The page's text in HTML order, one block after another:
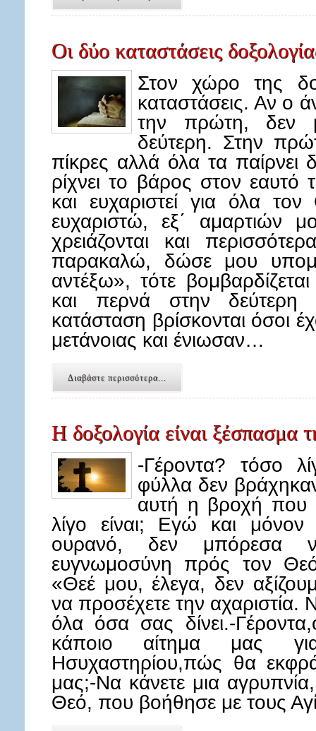
Οι δύο καταστάσεις
Στον χώρο της
καταστάσεις. Αν ο
την πρώτη, δεν
δεύτερη. Στην
πίκρες αλλά όλα τα παίρνει
ρίχνει το βάρος στον εαυτό
και ευχαριστεί για όλα
ευχαριστώ, εξ΄
χρειάζονται και
παρακαλώ, δώσε μου
αντέξω», τότε
και περνά στην δεύτερη
κατάσταση βρίσκονται όσοι
μετάνοιας και ένιωσαν…
Διαβάστε περισσότερα...
Η δοξολογία είναι ξέσπασμα
-Γέροντα? τόσο
φύλλα δεν
αυτή η βροχή που
λίγο είναι; Εγώ και
ουρανό, δεν μπόρεσα
ευγνωμοσύνη πρός τον
«Θεέ μου, έλεγα, δεν
να προσέχετε την αχαριστία.
όλα όσα σας δίνει.-
κάποιο αίτημα μας
Ησυχαστηρίου,πώς θα
μας;-Να κάνετε μια
Θεό, που βοήθησε με τους